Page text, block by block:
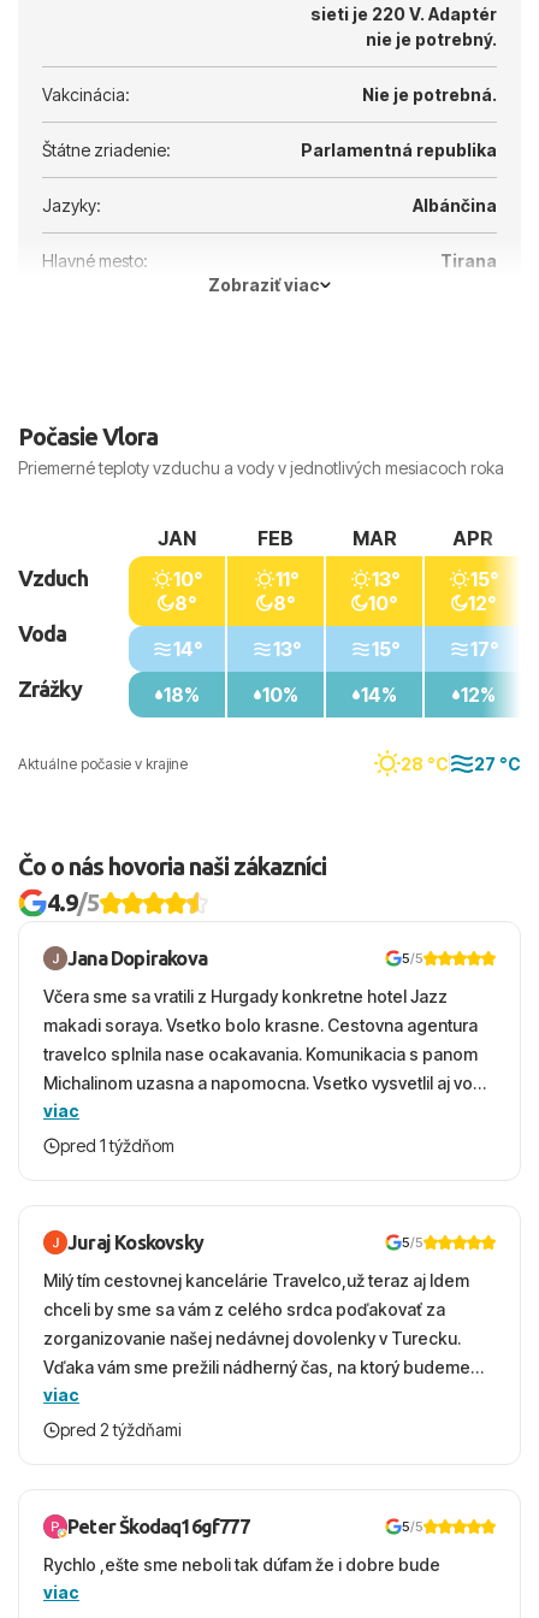
sieti je 220 V. Adaptér
nie je potrebný.
Vakcinácia: Nie je potrebná.
Štátne zriadenie: Parlamentná republika
Jazyky: Albánčina
Hlavné mesto:
Tirana
Zobraziť viac
Počasie Vlora
Priemerné teploty vzduchu a vody v jednotlivých mesiacoch roka
Aktuálne počasie v krajine 28 °C 27 °C
Vzduch
Voda
Zrážky
JAN
10°
8°
14°
18%
FEB
11°
8°
13°
10%
MAR
13°
10°
15°
14%
APR
15°
12°
17°
12%
Čo o nás hovoria naši zákazníci
4.9/5
Jana Dopirakova 5/5
Včera sme sa vratili z Hurgady konkretne hotel Jazz
makadi soraya. Vsetko bolo krasne. Cestovna agentura
travelco splnila nase ocakavania. Komunikacia s panom
Michalinom uzasna a napomocna. Vsetko vysvetlil aj vo
vecernych hodinach zaco sa ospravedlnujem. Hotel
krasny, cisty. Sluzby top. Strava, prostredie, more,
viac
pred 1 týždňom
Juraj Koskovsky 5/5
Milý tím cestovnej kancelárie Travelco,už teraz aj Idem
chceli by sme sa vám z celého srdca poďakovať za
zorganizovanie našej nedávnej dovolenky v Turecku.
Vďaka vám sme prežili nádherný čas, na ktorý budeme
ešte dlho s úsmevom spomínať. ​Všetko prebehlo
absolútne hladko – od prvotného výberu zájazdu, cez
bola to trefa do čierneho! ​Čo nás dostalo najviac: ​Skvelé
služby a personál: Vždy usmievaví, ochotní a starostliví
ľudia. ​Gastro zážitok: Výborné, pestré a čerstvé jedlo
počas celého dňa. ​Areál a pláž: Nádherné, čisté
viac
pred 2 týždňami
Peter Škodaq16gf777 5/5
Rychlo ,ešte sme neboli tak dúfam že i dobre bude
viac